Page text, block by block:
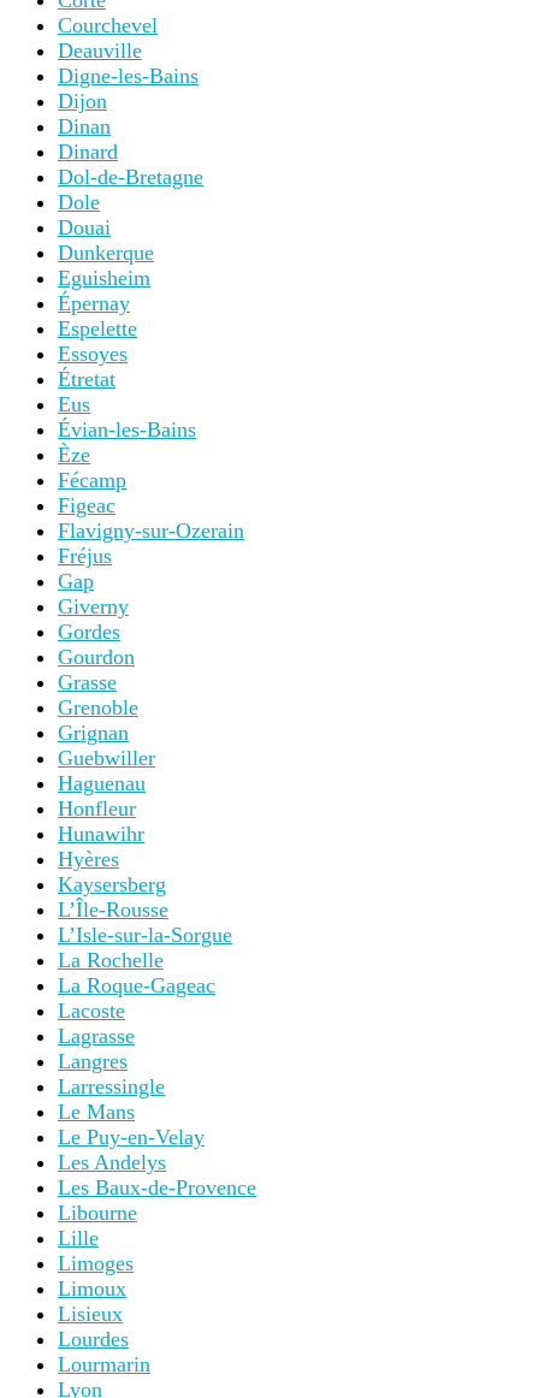
Courchevel
Deauville
Digne-les-Bains
Dijon
Dinan
Dinard
Dol-de-Bretagne
Dole
Douai
Dunkerque
Eguisheim
Épernay
Espelette
Essoyes
Étretat
Eus
Évian-les-Bains
Èze
Fécamp
Figeac
Flavigny-sur-Ozerain
Fréjus
Gap
Giverny
Gordes
Gourdon
Grasse
Grenoble
Grignan
Guebwiller
Haguenau
Honfleur
Hunawihr
Hyères
Kaysersberg
L’Île-Rousse
L’Isle-sur-la-Sorgue
La Rochelle
La Roque-Gageac
Lacoste
Lagrasse
Langres
Larressingle
Le Mans
Le Puy-en-Velay
Les Andelys
Les Baux-de-Provence
Libourne
Lille
Limoges
Limoux
Lisieux
Lourdes
Lourmarin
Lyon